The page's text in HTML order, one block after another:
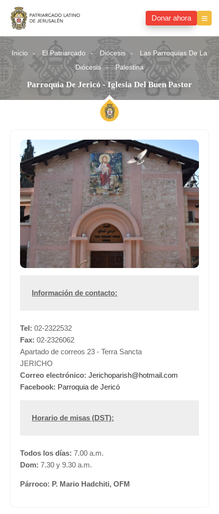
Donar ahora
Inicio El Patriarcado Diócesis
Las Parroquias De La
Diócesis
Palestina
Parroquia De Jericó - Iglesia Del Buen Pastor
Información de contacto:
Tel:02-2322532
Fax:02-2326062
Apartado de correos 23 - Terra Sancta
JERICHO
Correo electrónico:Jerichoparish@hotmail.com
Facebook:Parroquia de Jericó
Horario de misas (DST):
Todos los días:7.00 a.m.
Dom:7.30 y 9.30 a.m.
Párroco: P. Mario Hadchiti, OFM